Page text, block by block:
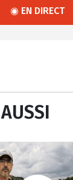
◉ EN DIRECT
AUSSI